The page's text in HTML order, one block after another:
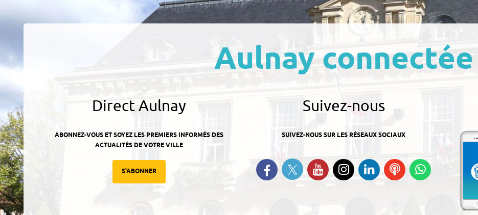
Aulnay connectée
Direct Aulnay
ABONNEZ-VOUS ET SOYEZ LES PREMIERS INFORMÉS DES
ACTUALITÉS DE VOTRE VILLE
S'ABONNER
Suivez-nous
SUIVEZ-NOUS SUR LES RÉSEAUX SOCIAUX
Retrouvez-nous sur Facebook
Suivez-nous sur Twitter
Suivez-nous sur YouTube
Suivez-nous sur
Instagram
Retrouvez-nous
sur Linkedin
Ecoutez
nos